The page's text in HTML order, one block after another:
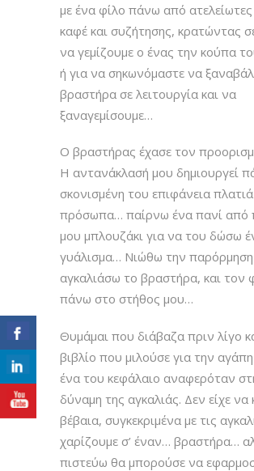
με ένα φίλο πάνω από
καφέ και συζήτησης, κρατώντας
να γεμίζουμε ο ένας την κούπα
ή για να σηκωνόμαστε να
βραστήρα σε λειτουργία και να
ξαναγεμίσουμε…
Ο βραστήρας έχασε τον
Η αντανάκλασή μου δημιουργεί
σκονισμένη του επιφάνεια πλατιά
πρόσωπα… παίρνω ένα πανί από
μου μπλουζάκι για να του δώσω
γυάλισμα… Νιώθω την
αγκαλιάσω το βραστήρα, και τον
πάνω στο στήθος μου…
Θυμάμαι που διάβαζα πριν λίγο
βιβλίο που μιλούσε για την αγάπη
ένα του κεφάλαιο αναφερόταν
δύναμη της αγκαλιάς. Δεν είχε να
βέβαια, συγκεκριμένα με τις
χαρίζουμε σ’ έναν… βραστήρα…
πιστεύω θα μπορούσε να